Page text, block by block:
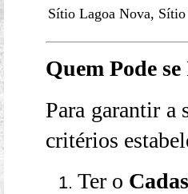
Sítio Lagoa Nova,
Quem Pode
Para garantir a
critérios
Ter o